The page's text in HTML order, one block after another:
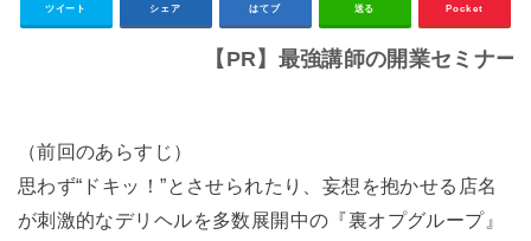
ツイート シェア はてブ 送る Pocket
【PR】最強講師の開業セミナーはこちら
（前回のあらすじ）
思わず“ドキッ！”とさせられたり、妄想を抱かせる店名
が刺激的なデリヘルを多数展開中の『裏オプグループ』